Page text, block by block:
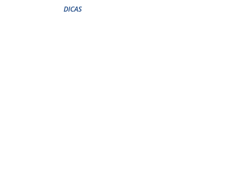
DICAS